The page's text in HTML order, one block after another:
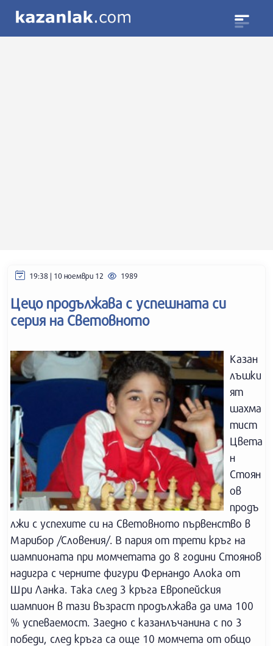
19:38 | 10 ноември 12 1989
Цецо продължава с успешната си
серия на Световното
Казан
лъшки
ят
шахма
тист
Цвета
н
Стоян
ов
продъ
лжи с успехите си на Световното първенство в
Марибор /Словения/. В пария от трети кръг на
шампионата при момчетата до 8 години Стоянов
надигра с черните фигури Фернандо Алока от
Шри Ланка. Така след 3 кръга Европейския
шампион в тази възраст продължава да има 100
% успеваемост. Заедно с казанлъчанина с по 3
победи, след кръга са още 10 момчета от общо